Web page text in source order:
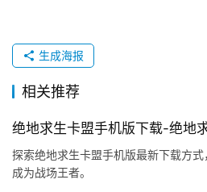
生成海报
相关推荐
绝地求生卡盟手机版下载-绝地
探索绝地求生卡盟手机版最新下载方
成为战场王者。